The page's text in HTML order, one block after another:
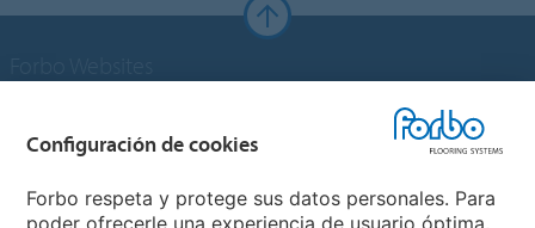
Forbo Flooring Systems
Configuración de cookies
Forbo respeta y protege sus datos personales. Para
poder ofrecerle una experiencia de usuario óptima,